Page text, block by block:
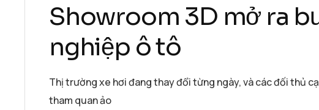
Showroom 3D mở ra
nghiệp ô tô
Thị trường xe hơi đang thay đổi từng ngày, và các đối thủ
tham quan ảo